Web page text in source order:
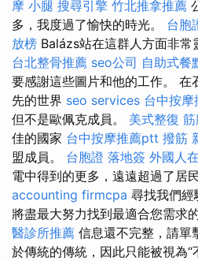
摩 小腿 搜尋引擎 竹北推拿推薦
多，我度過了愉快的時光。 台胞
放榜 Balázs站在這群人方面非常
台北整骨推薦 seo公司 自助式餐
要感謝這些圖片和他的工作。 在
先的世界 seo services 台中按
但不是歐佩克成員。 美式整復
佳的國家 台中按摩推薦ptt 撥筋
盟成員。 台胞證 落地簽 外國人
電中得到的更多，遠遠超過了居
accounting firmcpa 尋找我們經
將盡最大努力找到最適合您需求
醫診所推薦 信息還不完整，請單
於傳統的傳統，因此只能被視為“